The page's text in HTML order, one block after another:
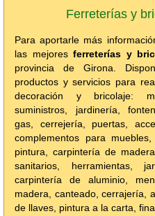
Ferreterías y
Para aportarle más
las mejores ferreterías y
provincia de Girona.
productos y servicios para
decoración y bricolaje:
suministros, jardinería,
gas, cerrejería, puertas,
complementos para
pintura, carpintería de
sanitarios, herramientas,
carpintería de aluminio,
madera, canteado, cerrajería,
de llaves, pintura a la carta,